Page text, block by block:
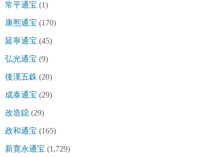
常平通宝 (1)
康熈通宝 (170)
延寧通宝 (45)
弘光通宝 (9)
後漢五銖 (20)
成泰通宝 (29)
改造鐚 (29)
政和通宝 (165)
新寛永通宝 (1,729)